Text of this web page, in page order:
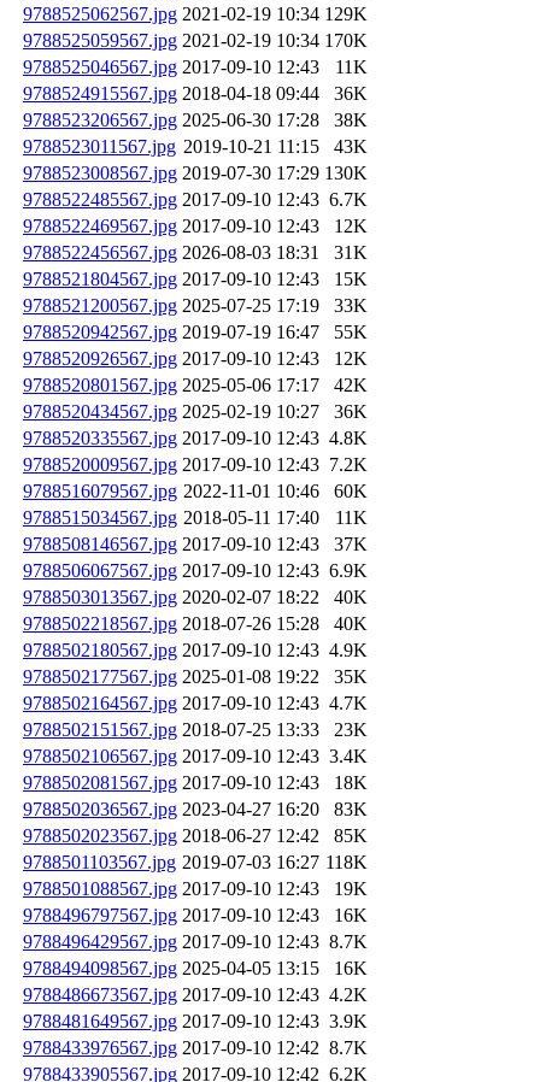
9788525062567.jpg 2021-02-19 10:34 129K
9788525059567.jpg 2021-02-19 10:34 170K
9788525046567.jpg 2017-09-10 12:43
11K
9788524915567.jpg 2018-04-18 09:44
36K
9788523206567.jpg 2025-06-30 17:28
38K
9788523011567.jpg 2019-10-21 11:15
43K
9788523008567.jpg 2019-07-30 17:29 130K
9788522485567.jpg 2017-09-10 12:43 6.7K
9788522469567.jpg 2017-09-10 12:43
12K
9788522456567.jpg 2026-08-03 18:31
31K
9788521804567.jpg 2017-09-10 12:43
15K
9788521200567.jpg 2025-07-25 17:19
33K
9788520942567.jpg 2019-07-19 16:47
55K
9788520926567.jpg 2017-09-10 12:43
12K
9788520801567.jpg 2025-05-06 17:17
42K
9788520434567.jpg 2025-02-19 10:27
36K
9788520335567.jpg 2017-09-10 12:43 4.8K
9788520009567.jpg 2017-09-10 12:43 7.2K
9788516079567.jpg 2022-11-01 10:46
60K
9788515034567.jpg 2018-05-11 17:40
11K
9788508146567.jpg 2017-09-10 12:43
37K
9788506067567.jpg 2017-09-10 12:43 6.9K
9788503013567.jpg 2020-02-07 18:22
40K
9788502218567.jpg 2018-07-26 15:28
40K
9788502180567.jpg 2017-09-10 12:43 4.9K
9788502177567.jpg 2025-01-08 19:22
35K
9788502164567.jpg 2017-09-10 12:43 4.7K
9788502151567.jpg 2018-07-25 13:33
23K
9788502106567.jpg 2017-09-10 12:43 3.4K
9788502081567.jpg 2017-09-10 12:43
18K
9788502036567.jpg 2023-04-27 16:20
83K
9788502023567.jpg 2018-06-27 12:42
85K
9788501103567.jpg 2019-07-03 16:27 118K
9788501088567.jpg 2017-09-10 12:43
19K
9788496797567.jpg 2017-09-10 12:43
16K
9788496429567.jpg 2017-09-10 12:43 8.7K
9788494098567.jpg 2025-04-05 13:15
16K
9788486673567.jpg 2017-09-10 12:43 4.2K
9788481649567.jpg 2017-09-10 12:43 3.9K
9788433976567.jpg 2017-09-10 12:42 8.7K
9788433905567.jpg 2017-09-10 12:42 6.2K